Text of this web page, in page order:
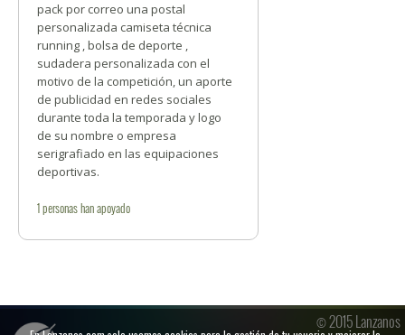
pack por correo una postal
personalizada camiseta técnica
running , bolsa de deporte ,
sudadera personalizada con el
motivo de la competición, un aporte
de publicidad en redes sociales
durante toda la temporada y logo
de su nombre o empresa
serigrafiado en las equipaciones
deportivas.
1personashan apoyado
© 2015 Lanzanos